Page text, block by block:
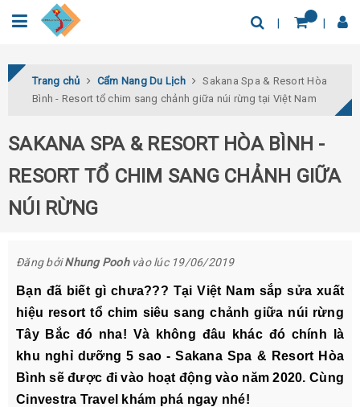
0932.04.03.78 Tìm thêm địa điểm
Trang chủ Cẩm Nang Du Lịch
Sakana Spa & Resort Hòa
Bình - Resort tổ chim sang chảnh giữa núi rừng tại Việt Nam
SAKANA SPA & RESORT HÒA BÌNH -
RESORT TỔ CHIM SANG CHẢNH GIỮA
NÚI RỪNG
Đăng bởiNhung Poohvào lúc 19/06/2019
Bạn đã biết gì chưa??? Tại Việt Nam sắp sửa xuất
hiệu resort tổ chim siêu sang chảnh giữa núi rừng
Tây Bắc đó nha! Và không đâu khác đó chính là
khu nghỉ dưỡng 5 sao - Sakana Spa & Resort Hòa
Bình sẽ được đi vào hoạt động vào năm 2020. Cùng
Cinvestra Travel khám phá ngay nhé!